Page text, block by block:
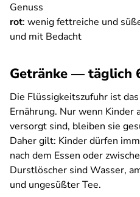
Genuss
rot: wenig fettreiche und
und mit Bedacht
Getränke — täglich
Die Flüssigkeitszufuhr ist
Ernährung. Nur wenn Kinder
versorgt sind, bleiben sie
Daher gilt: Kinder dürfen
nach dem Essen oder
Durstlöscher sind Wasser,
und ungesüßter Tee.